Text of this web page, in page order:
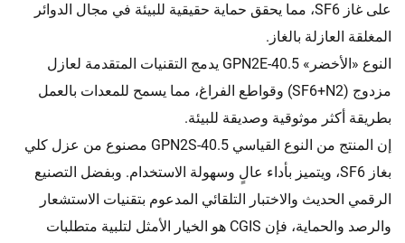
على غاز SF6، مما يحقق حماية حقيقية للبيئة في مجال الدوائر
المغلقة العازلة بالغاز.
النوع «الأخضر» GPN2E-40.5 يدمج التقنيات المتقدمة لعازل
مزدوج (SF6+N2) وقواطع الفراغ، مما يسمح للمعدات بالعمل
بطريقة أكثر موثوقية وصديقة للبيئة.
إن المنتج من النوع القياسي GPN2S-40.5 مصنوع من عزل كلي
بغاز SF6، ويتميز بأداء عالٍ وسهولة الاستخدام. وبفضل التصنيع
الرقمي الحديث والاختبار التلقائي المدعوم بتقنيات الاستشعار
والرصد والحماية، فإن CGIS هو الخيار الأمثل لتلبية متطلبات